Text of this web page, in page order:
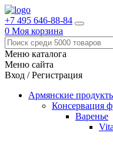
+7 495 646-88-84
0 Моя корзина
Меню каталога
Меню сайта
Вход / Регистрация
Армянские
Консервация
Варенье